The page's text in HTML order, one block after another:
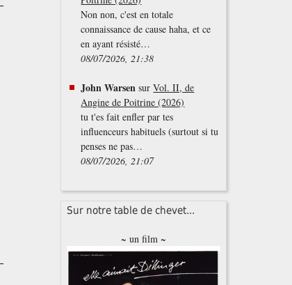
Non non, c'est en totale
connaissance de cause haha, et ce
en ayant résisté…
08/07/2026, 21:38
John Warsen surVol. II, de
Angine de Poitrine (2026)
tu t'es fait enfler par tes
influenceurs habituels (surtout si tu
penses ne pas…
08/07/2026, 21:07
Sur notre table de chevet...
~ un film ~